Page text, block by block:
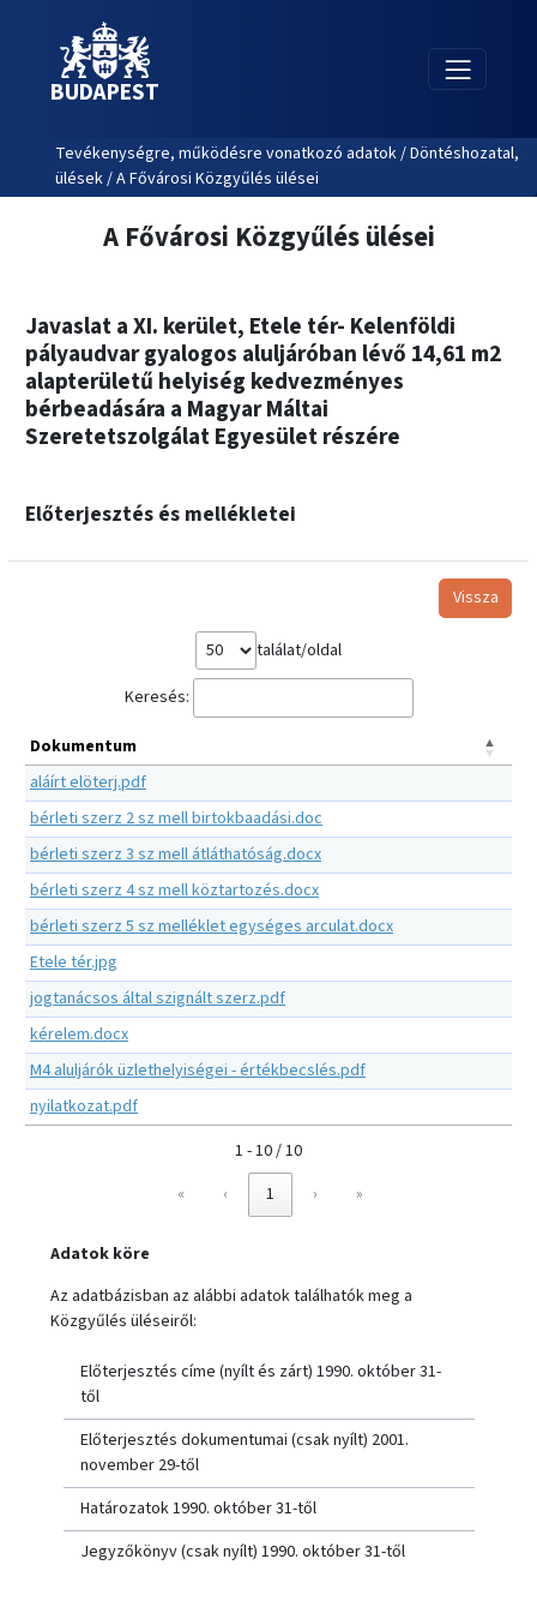
BUDAPEST
Tevékenységre, működésre vonatkozó adatok / Döntéshozatal,
ülések / A Fővárosi Közgyűlés ülései
A Fővárosi Közgyűlés ülései
Javaslat a XI. kerület, Etele tér- Kelenföldi
pályaudvar gyalogos aluljáróban lévő 14,61 m2
alapterületű helyiség kedvezményes
bérbeadására a Magyar Máltai
Szeretetszolgálat Egyesület részére
Előterjesztés és mellékletei
Vissza
találat/oldal
Keresés:
Dokumentum
aláírt elöterj.pdf
bérleti szerz 2 sz mell birtokbaadási.doc
bérleti szerz 3 sz mell átláthatóság.docx
bérleti szerz 4 sz mell köztartozés.docx
bérleti szerz 5 sz melléklet egységes arculat.docx
Etele tér.jpg
jogtanácsos által szignált szerz.pdf
kérelem.docx
M4 aluljárók üzlethelyiségei - értékbecslés.pdf
nyilatkozat.pdf
1 - 10 / 10
«
‹ 1 › »
Adatok köre
Az adatbázisban az alábbi adatok találhatók meg a
Közgyűlés üléseiről:
Előterjesztés címe (nyílt és zárt) 1990. október 31-
től
Előterjesztés dokumentumai (csak nyílt) 2001.
november 29-től
Határozatok 1990. október 31-től
Jegyzőkönyv (csak nyílt) 1990. október 31-től